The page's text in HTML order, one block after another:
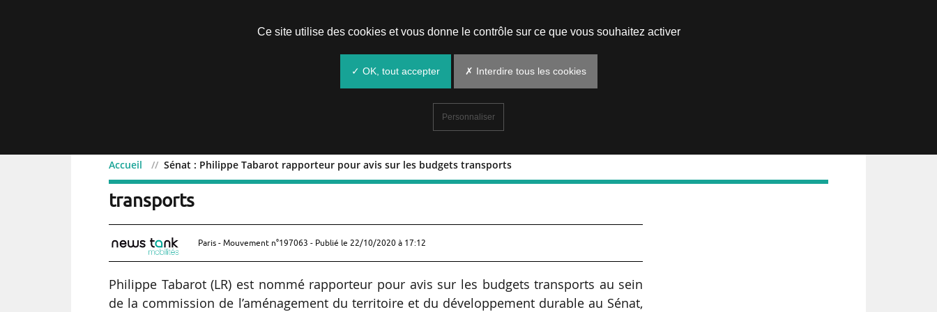
Accueil Sénat : Philippe Tabarot rapporteur pour avis sur les budgets transports
Sénat : Philippe Tabarot rapporteur pour avis sur les budgets
transports
Paris - Mouvement n°197063 - Publié le 22/10/2020 à 17:12
Philippe Tabarot (LR) est nommé rapporteur pour avis sur les budgets transports au sein
de la commission de l’aménagement du territoire et du développement durable au Sénat,
Ce site utilise des cookies et vous donne le contrôle sur ce que vous souhaitez activer
✓ OK, tout accepter ✗ Interdire tous les cookies
Personnaliser